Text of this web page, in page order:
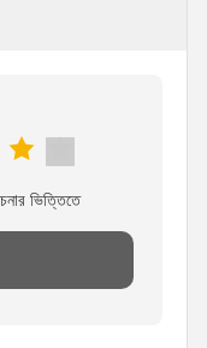
ভিত্তিতে